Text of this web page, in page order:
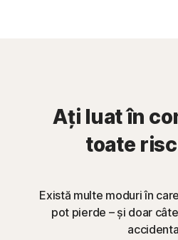
Ați luat în
toate
Există multe moduri în
pot pierde – și doar